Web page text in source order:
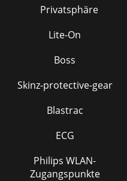
Privatsphäre
Lite-On
Boss
Skinz-protective-gear
Blastrac
ECG
Philips WLAN-
Zugangspunkte